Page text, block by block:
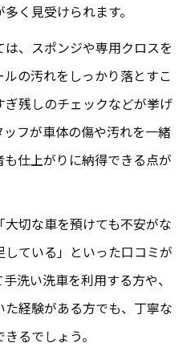
口コミを比較するポイン
できる手洗い洗車の選定
学ぶ手洗い洗車の選び方
車の真価を成田市で体感
丁寧な手洗い洗車体験談
る丁寧さと安心感の関係
で愛車を守る安心の理由
洗い洗車の真価を徹底解
く見受けられます。
、スポンジや専用クロスを
の汚れをしっかり落とすこ
残しのチェックなどが挙げ
フが車体の傷や汚れを一緒
仕上がりに納得できる点が
切な車を預けても不安がな
ている」といった口コミが
洗い洗車を利用する方や、
経験がある方でも、丁寧な
るでしょう。